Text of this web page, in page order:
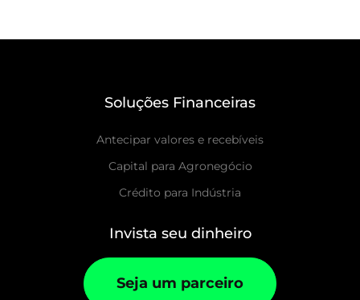
Soluções Financeiras
Antecipar valores e recebíveis
Capital para Agronegócio
Crédito para Indústria
Invista seu dinheiro
Seja um parceiro